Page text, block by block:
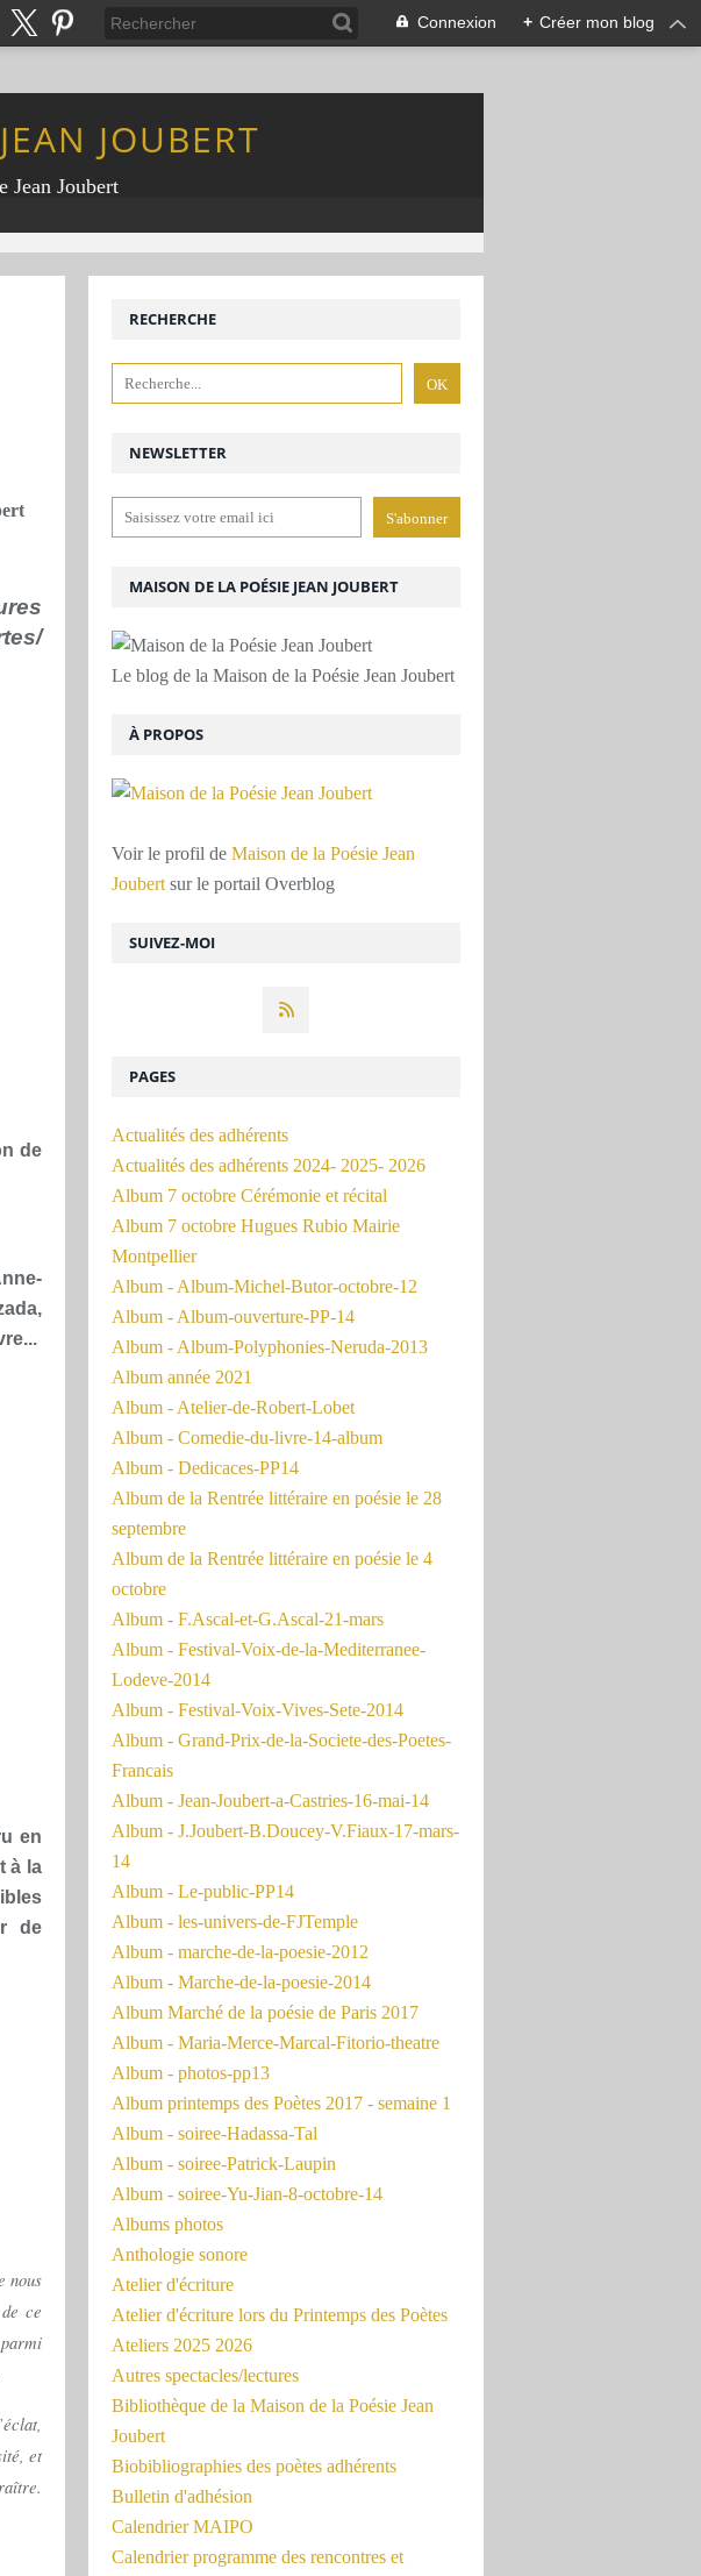
Connexion + Créer mon blog
JOUBERT
Jean Joubert
de
en
à la
de
nous
ce
et
NEWSLETTER
SUIVEZ-MOI
RECHERCHE
MAISON DE LA POÉSIE JEAN JOUBERT
Le blog de la Maison de la Poésie Jean Joubert
À PROPOS
Voir le profil de Maison de la Poésie Jean
Joubert sur le portail Overblog
PAGES
Actualités des adhérents
Actualités des adhérents 2024- 2025- 2026
Album 7 octobre Cérémonie et récital
Album 7 octobre Hugues Rubio Mairie
Montpellier
Album - Album-Michel-Butor-octobre-12
Album - Album-ouverture-PP-14
Album - Album-Polyphonies-Neruda-2013
Album année 2021
Album - Atelier-de-Robert-Lobet
Album - Comedie-du-livre-14-album
Album - Dedicaces-PP14
Album de la Rentrée littéraire en poésie le 28
septembre
Album de la Rentrée littéraire en poésie le 4
octobre
Album - F.Ascal-et-G.Ascal-21-mars
Album - Festival-Voix-de-la-Mediterranee-
Lodeve-2014
Album - Festival-Voix-Vives-Sete-2014
Album - Grand-Prix-de-la-Societe-des-Poetes-
Francais
Album - Jean-Joubert-a-Castries-16-mai-14
Album - J.Joubert-B.Doucey-V.Fiaux-17-mars-
14
Album - Le-public-PP14
Album - les-univers-de-FJTemple
Album - marche-de-la-poesie-2012
Album - Marche-de-la-poesie-2014
Album Marché de la poésie de Paris 2017
Album - Maria-Merce-Marcal-Fitorio-theatre
Album - photos-pp13
Album printemps des Poètes 2017 - semaine 1
Album - soiree-Hadassa-Tal
Album - soiree-Patrick-Laupin
Album - soiree-Yu-Jian-8-octobre-14
Albums photos
Anthologie sonore
Atelier d'écriture
Atelier d'écriture lors du Printemps des Poètes
Ateliers 2025 2026
Autres spectacles/lectures
Bibliothèque de la Maison de la Poésie Jean
Joubert
Biobibliographies des poètes adhérents
Bulletin d'adhésion
Calendrier MAIPO
Calendrier programme des rencontres et